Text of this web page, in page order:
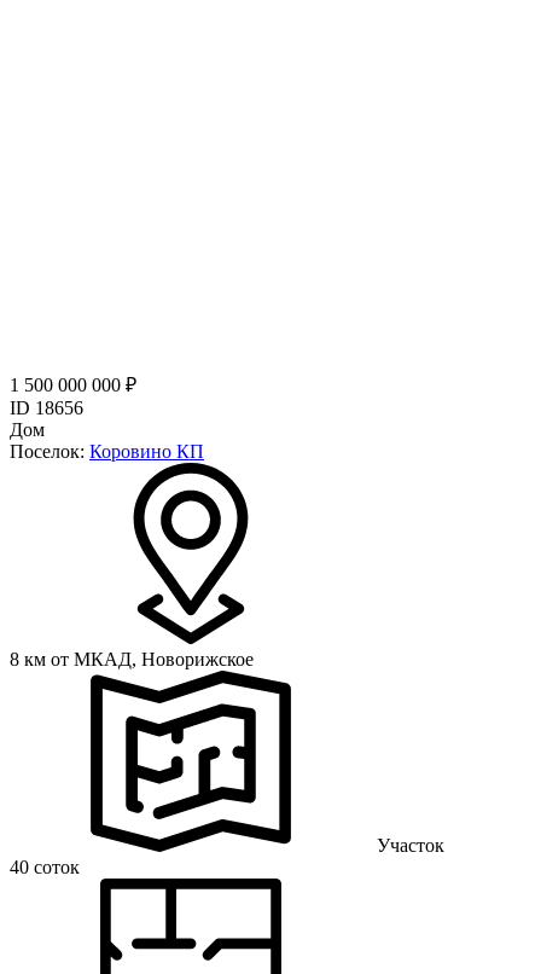
1 500 000 000 ₽
ID 18656
Дом
Поселок: Коровино КП
8 км от МКАД, Новорижское
Участок
40 соток